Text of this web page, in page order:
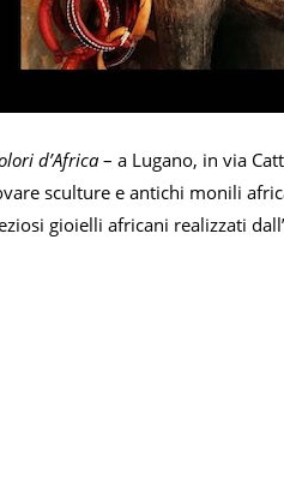
d’Africa– a Lugano, in via
sculture e antichi monili
gioielli africani realizzati